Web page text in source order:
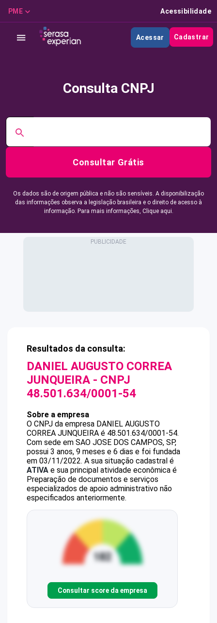
PME Acessibilidade
Acessar Cadastrar
Consulta CNPJ
Consultar Grátis
Os dados são de origem pública e não são sensíveis. A disponibilização
das informações observa a legislação brasileira e o direito de acesso à
informação. Para mais informações, Clique aqui.
Resultados da consulta:
DANIEL AUGUSTO CORREA
JUNQUEIRA - CNPJ
48.501.634/0001-54
Sobre a empresa
O CNPJ da empresa DANIEL AUGUSTO
CORREA JUNQUEIRA é 48.501.634/0001-54.
Com sede em SAO JOSE DOS CAMPOS, SP,
possui 3 anos, 9 meses e 6 dias e foi fundada
em 03/11/2022. A sua situação cadastral é
ATIVA e sua principal atividade econômica é
Preparação de documentos e serviços
especializados de apoio administrativo não
especificados anteriormente.
Consultar score da empresa